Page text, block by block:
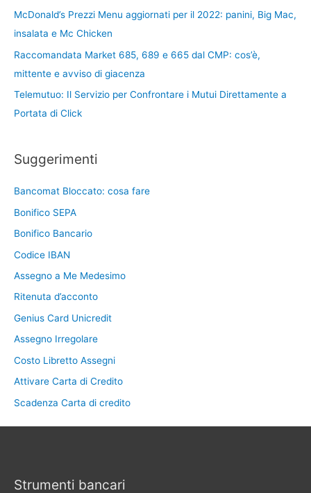
McDonald’s Prezzi Menu aggiornati per il 2022: panini, Big Mac,
insalata e Mc Chicken
Raccomandata Market 685, 689 e 665 dal CMP: cos’è,
mittente e avviso di giacenza
Telemutuo: Il Servizio per Confrontare i Mutui Direttamente a
Portata di Click
Suggerimenti
Bancomat Bloccato: cosa fare
Bonifico SEPA
Bonifico Bancario
Codice IBAN
Assegno a Me Medesimo
Ritenuta d’acconto
Genius Card Unicredit
Assegno Irregolare
Costo Libretto Assegni
Attivare Carta di Credito
Scadenza Carta di credito
Strumenti bancari